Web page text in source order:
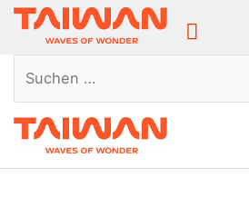
Above
Suchen …